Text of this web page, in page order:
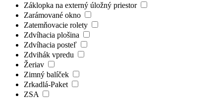
Záklopka na externý úložný priestor
Zarámované okno
Zatemňovacie rolety
Zdvíhacia plošina
Zdvíhacia posteľ
Zdvihák vpredu
Žeriav
Zimný balíček
Zrkadlá-Paket
ZSA